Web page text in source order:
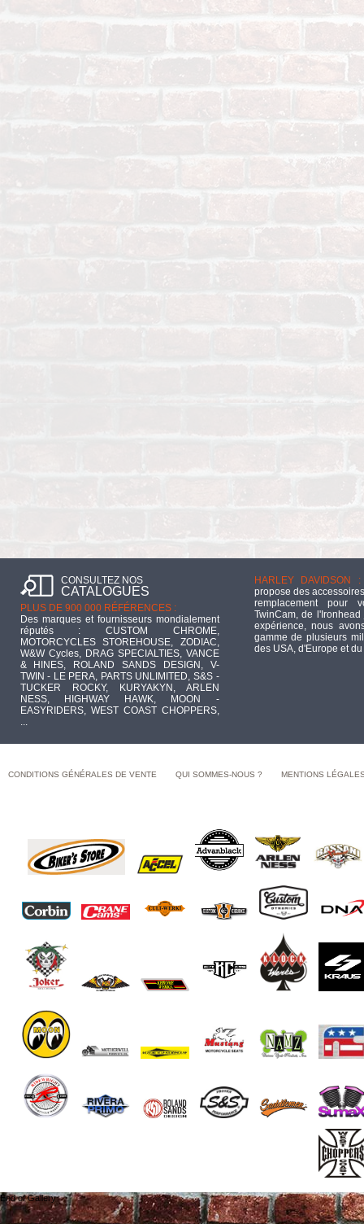
CONSULTEZ NOS
CATALOGUES
PLUS DE 900 000 RÉFÉRENCES :
Des marques et fournisseurs mondialement
réputés : CUSTOM CHROME,
MOTORCYCLES STOREHOUSE, ZODIAC,
W&W Cycles, DRAG SPECIALTIES, VANCE
& HINES, ROLAND SANDS DESIGN, V-
TWIN - LE PERA, PARTS UNLIMITED, S&S -
TUCKER ROCKY, KURYAKYN, ARLEN
NESS, HIGHWAY HAWK, MOON -
EASYRIDERS, WEST COAST CHOPPERS,
HARLEY DAVIDSON :
propose des
remplacement pour
TwinCam, de
expérience, nous
gamme de plusieurs
des USA, d'Europe et
CONDITIONS GÉNÉRALES DE VENTE QUI SOMMES-NOUS ? MENTIONS
End of Gallery